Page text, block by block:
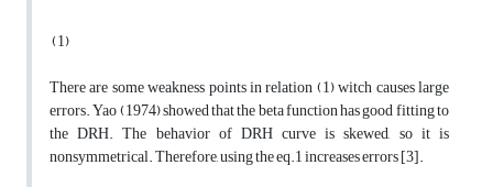
(1)
There are some weakness points in relation (1) witch causes large
errors. Yao (1974) showed that the beta function has good fitting to
the DRH. The behavior of DRH curve is skewed, so it is
nonsymmetrical. Therefore, using the eq.1 increases errors [3].